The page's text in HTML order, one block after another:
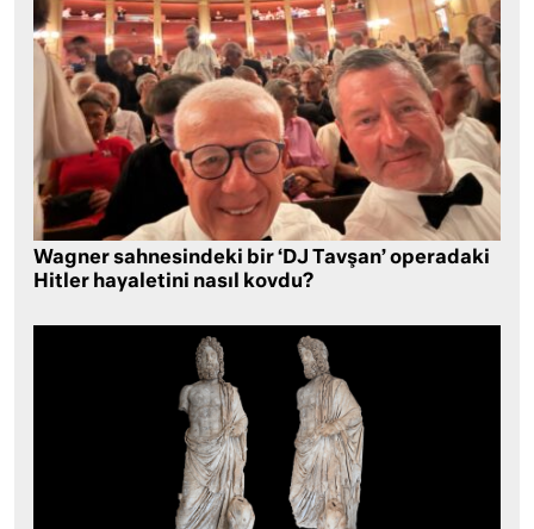
Wagner sahnesindeki bir ‘DJ Tavşan’ operadaki
Hitler hayaletini nasıl kovdu?